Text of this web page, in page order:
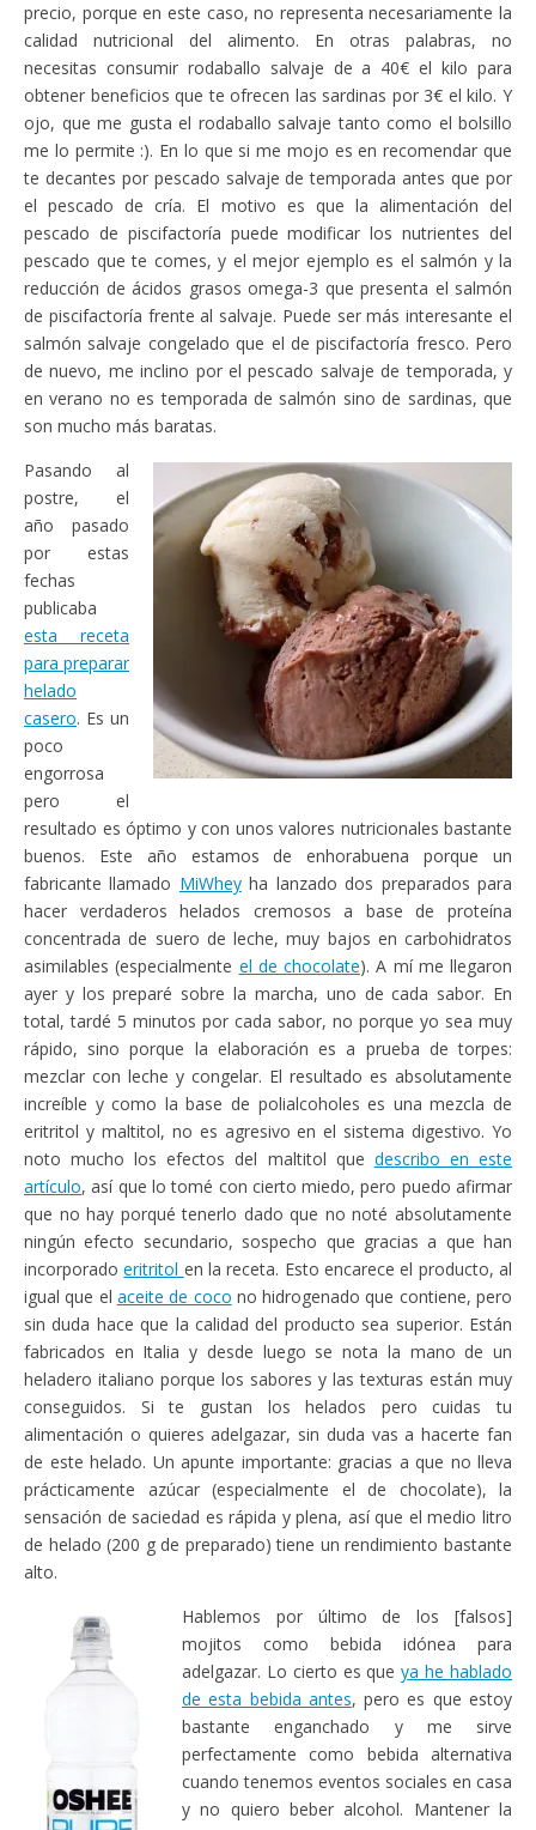
precio, porque en este caso, no representa necesariamente la
calidad nutricional del alimento. En otras palabras, no
necesitas consumir rodaballo salvaje de a 40€ el kilo para
obtener beneficios que te ofrecen las sardinas por 3€ el kilo. Y
ojo, que me gusta el rodaballo salvaje tanto como el bolsillo
me lo permite :). En lo que si me mojo es en recomendar que
te decantes por pescado salvaje de temporada antes que por
el pescado de cría. El motivo es que la alimentación del
pescado de piscifactoría puede modificar los nutrientes del
pescado que te comes, y el mejor ejemplo es el salmón y la
reducción de ácidos grasos omega-3 que presenta el salmón
de piscifactoría frente al salvaje. Puede ser más interesante el
salmón salvaje congelado que el de piscifactoría fresco. Pero
de nuevo, me inclino por el pescado salvaje de temporada, y
en verano no es temporada de salmón sino de sardinas, que
son mucho más baratas.
Pasando al
postre, el
año pasado
por estas
fechas
publicaba
esta receta
para preparar
helado
casero. Es un
poco
engorrosa
pero el
resultado es óptimo y con unos valores nutricionales bastante
buenos. Este año estamos de enhorabuena porque un
fabricante llamado MiWheyha lanzado dos preparados para
hacer verdaderos helados cremosos a base de proteína
concentrada de suero de leche, muy bajos en carbohidratos
asimilables (especialmente el de chocolate). A mí me llegaron
ayer y los preparé sobre la marcha, uno de cada sabor. En
total, tardé 5 minutos por cada sabor, no porque yo sea muy
rápido, sino porque la elaboración es a prueba de torpes:
mezclar con leche y congelar. El resultado es absolutamente
increíble y como la base de polialcoholes es una mezcla de
eritritol y maltitol, no es agresivo en el sistema digestivo. Yo
noto mucho los efectos del maltitol que describo en este
artículo, así que lo tomé con cierto miedo, pero puedo afirmar
que no hay porqué tenerlo dado que no noté absolutamente
ningún efecto secundario, sospecho que gracias a que han
incorporadoeritritol en la receta. Esto encarece el producto, al
igual que el aceite de coco no hidrogenado que contiene, pero
sin duda hace que la calidad del producto sea superior. Están
fabricados en Italia y desde luego se nota la mano de un
heladero italiano porque los sabores y las texturas están muy
conseguidos. Si te gustan los helados pero cuidas tu
alimentación o quieres adelgazar, sin duda vas a hacerte fan
de este helado. Un apunte importante: gracias a que no lleva
prácticamente azúcar (especialmente el de chocolate), la
sensación de saciedad es rápida y plena, así que el medio litro
de helado (200 g de preparado) tiene un rendimiento bastante
alto.
Hablemos por último de los [falsos]
mojitos como bebida idónea para
adelgazar. Lo cierto es queya he hablado
de esta bebida antes, pero es que estoy
bastante enganchado y me sirve
perfectamente como bebida alternativa
cuando tenemos eventos sociales en casa
y no quiero beber alcohol. Mantener la